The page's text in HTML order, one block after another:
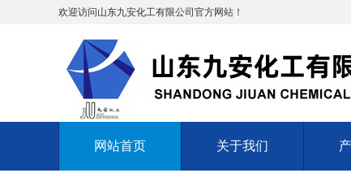
欢迎访问山东九安化工有限公司官方网站！
网站首页 关于我们